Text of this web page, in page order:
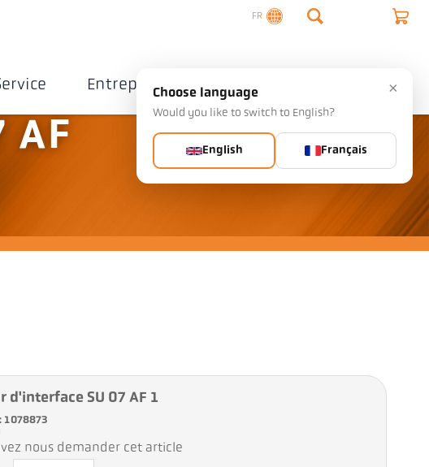
FR
Entreprise Contact
AF
d'interface SU 07 AF 1
1078873
nous demander cet article
×
Choose language
Would you like to switch to English?
English Français